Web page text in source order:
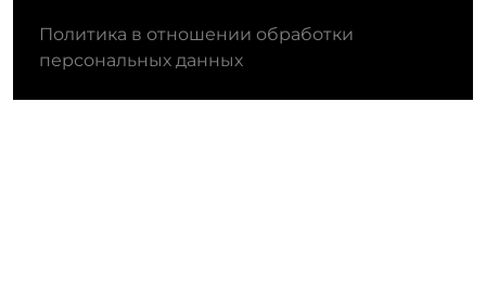
Политика в отношении обработки
персональных данных